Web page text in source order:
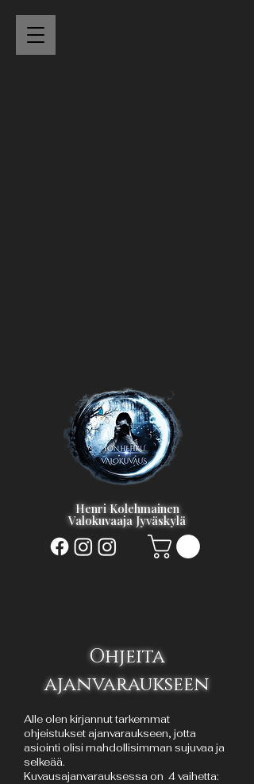
Henri Kolehmainen
Valokuvaaja Jyväskylä
Ohjeita
ajanvaraukseen
Alle olen kirjannut tarkemmat
ohjeistukset ajanvaraukseen, jotta
asiointi olisi mahdollisimman sujuvaa ja
selkeää.
Kuvausajanvarauksessa on 4 vaihetta: